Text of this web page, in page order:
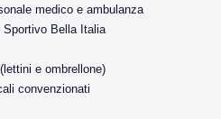
medico e ambulanza
Sportivo Bella Italia
e ombrellone)
convenzionati